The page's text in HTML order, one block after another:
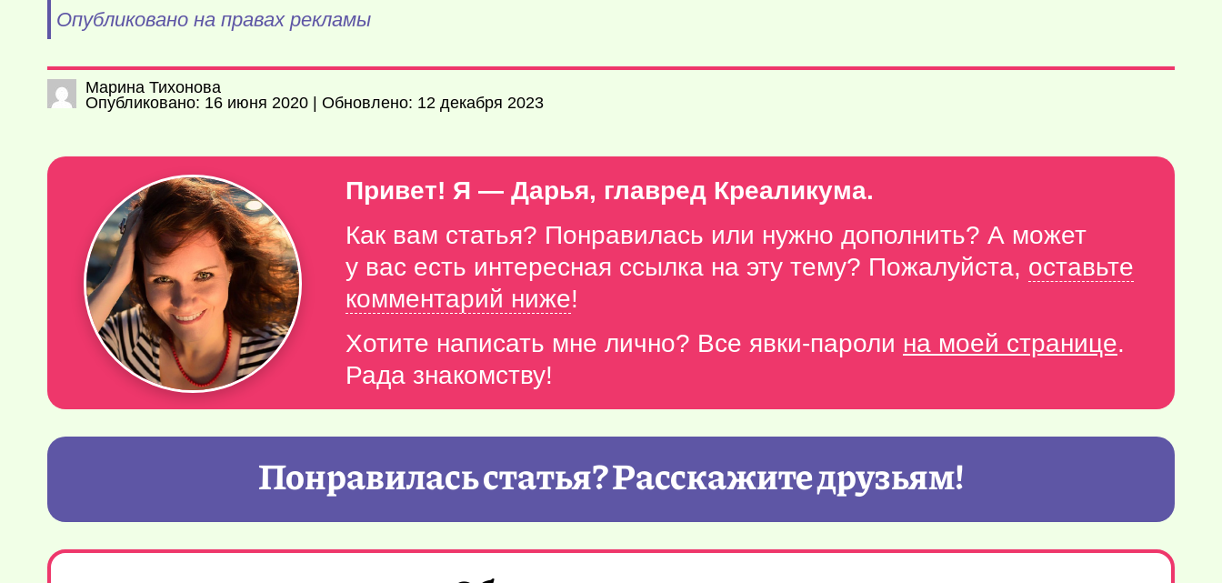
Опубликовано на правах рекламы
Марина Тихонова
Опубликовано: 16 июня 2020 | Обновлено: 12 декабря 2023
Привет! Я — Дарья, главред Креаликума.
Как вам статья? Понравилась или нужно дополнить? А может
у вас есть интересная ссылка на эту тему? Пожалуйста, оставьте
комментарий ниже!
Хотите написать мне лично? Все явки-пароли на моей странице.
Рада знакомству!
Понравилась статья? Расскажите друзьям!